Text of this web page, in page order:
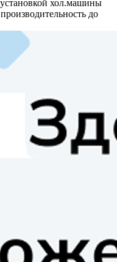
хол.машины
до